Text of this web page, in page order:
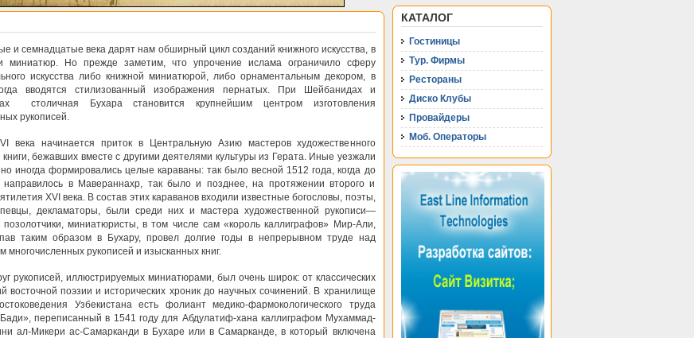
и семнадцатые века дарят нам обширный цикл созданий книжного искусства, в
миниатюр. Но прежде заметим, что упрочение ислама ограничило сферу
искусства либо книжной миниатюрой, либо орнаментальным декором, в
вводятся стилизованный изображения пернатых. При Шейбанидах и
столичная Бухара становится крупнейшим центром изготовления
рукописей.
века начинается приток в Центральную Азию мастеров художественного
бежавших вместе с другими деятелями культуры из Герата. Иные уезжали
иногда формировались целые караваны: так было весной 1512 года, когда до
направилось в Мавераннахр, так было и позднее, на протяжении второго и
XVI века. В состав этих караванов входили известные богословы, поэты,
декламаторы, были среди них и мастера художественной рукописи—
позолотчики, миниатюристы, в том числе сам «король каллиграфов» Мир-Али,
таким образом в Бухару, провел долгие годы в непрерывном труде над
многочисленных рукописей и изысканных книг.
рукописей, иллюстрируемых миниатюрами, был очень широк: от классических
восточной поэзии и исторических хроник до научных сочинений. В хранилище
Узбекистана есть фолиант медико-фармокологического труда
переписанный в 1541 году для Абдулатиф-хана каллиграфом Мухаммад-
ал-Микери ас-Самарканди в Бухаре или в Самарканде, в который включена
КАТАЛОГ
Гостиницы
Тур. Фирмы
Рестораны
Диско Клубы
Провайдеры
Моб. Операторы